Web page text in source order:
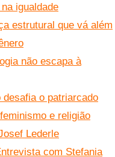
igualdade
estrutural que vá além
não escapa à
o patriarcado
e religião
Lederle
com Stefania